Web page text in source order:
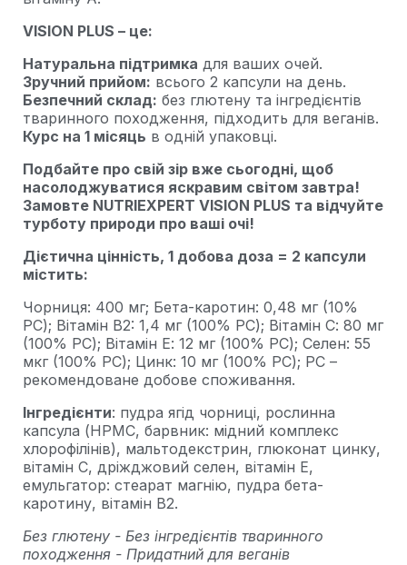
VISION PLUS – це:
Натуральна підтримка для ваших очей.
Зручний прийом: всього 2 капсули на день.
Безпечний склад: без глютену та інгредієнтів
тваринного походження, підходить для веганів.
Курс на 1 місяць в одній упаковці.
Подбайте про свій зір вже сьогодні, щоб
насолоджуватися яскравим світом завтра!
Замовте NUTRIEXPERT VISION PLUS та відчуйте
турботу природи про ваші очі!
Дієтична цінність, 1 добова доза = 2 капсули
містить:
Чорниця: 400 мг; Бета-каротин: 0,48 мг (10%
РС); Вітамін B2: 1,4 мг (100% РС); Вітамін С: 80 мг
(100% РС); Вітамін Е: 12 мг (100% РС); Селен: 55
мкг (100% РС); Цинк: 10 мг (100% РС); РС –
рекомендоване добове споживання.
Інгредієнти: пудра ягід чорниці, рослинна
капсула (HPMC, барвник: мідний комплекс
хлорофілінів), мальтодекстрин, глюконат цинку,
вітамін С, дріжджовий селен, вітамін Е,
емульгатор: стеарат магнію, пудра бета-
каротину, вітамін B2.
Без глютену - Без інгредієнтів тваринного
походження - Придатний для веганів